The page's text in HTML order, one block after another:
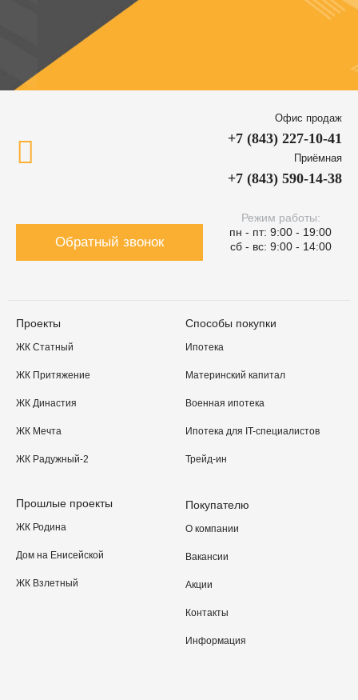
Офис продаж
+7 (843) 227-10-41
Приёмная
+7 (843) 590-14-38
Обратный звонок
Режим работы:
пн - пт: 9:00 - 19:00
сб - вс: 9:00 - 14:00
Проекты
ЖК Статный
ЖК Притяжение
ЖК Династия
ЖК Мечта
ЖК Радужный-2
Прошлые проекты
ЖК Родина
Дом на Енисейской
ЖК Взлетный
Способы покупки
Ипотека
Материнский капитал
Военная ипотека
Ипотека для IT-специалистов
Трейд-ин
Покупателю
О компании
Вакансии
Акции
Контакты
Информация